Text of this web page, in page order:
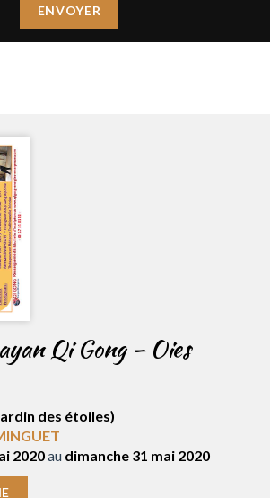
Qi Gong – Oies
des étoiles)
2020au dimanche 31 mai 2020